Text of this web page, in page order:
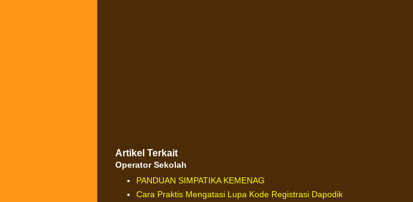
Artikel Terkait
Operator Sekolah
PANDUAN SIMPATIKA KEMENAG
Cara Praktis Mengatasi Lupa Kode Registrasi Dapodik